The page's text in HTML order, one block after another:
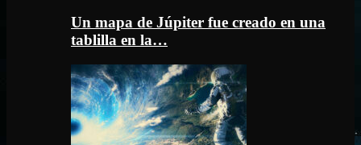
Un mapa de Júpiter fue creado en una
tablilla en la…